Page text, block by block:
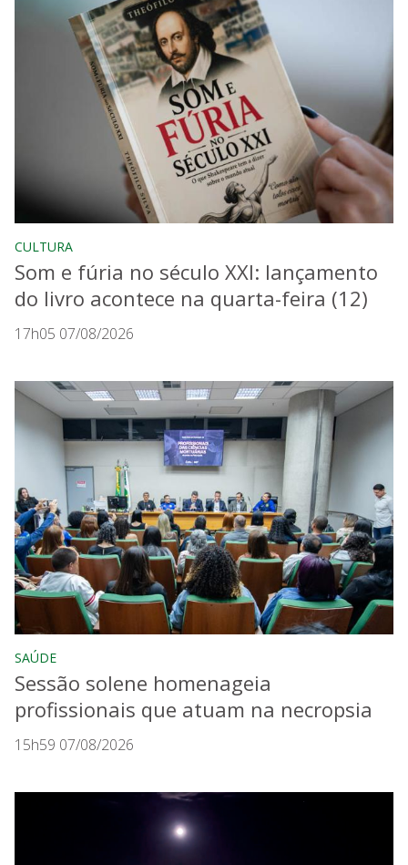
CULTURA
Som e fúria no século XXI: lançamento
do livro acontece na quarta-feira (12)
17h05 07/08/2026
SAÚDE
Sessão solene homenageia
profissionais que atuam na necropsia
15h59 07/08/2026